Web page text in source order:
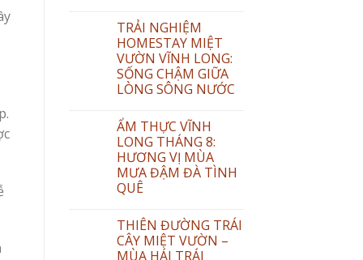
TRẢI NGHIỆM
HOMESTAY MIỆT
VƯỜN VĨNH LONG:
SỐNG CHẬM GIỮA
LÒNG SÔNG NƯỚC
ẨM THỰC VĨNH
LONG THÁNG 8:
HƯƠNG VỊ MÙA
MƯA ĐẬM ĐÀ TÌNH
QUÊ
THIÊN ĐƯỜNG TRÁI
CÂY MIỆT VƯỜN –
MÙA HÁI TRÁI